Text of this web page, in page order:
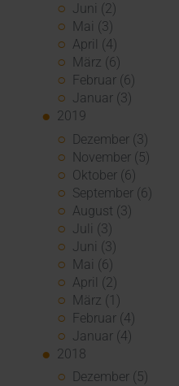
Juni (2)
Mai (3)
April (4)
März (6)
Februar (6)
Januar (3)
2019
Dezember (3)
November (5)
Oktober (6)
September (6)
August (3)
Juli (3)
Juni (3)
Mai (6)
April (2)
März (1)
Februar (4)
Januar (4)
2018
Dezember (5)